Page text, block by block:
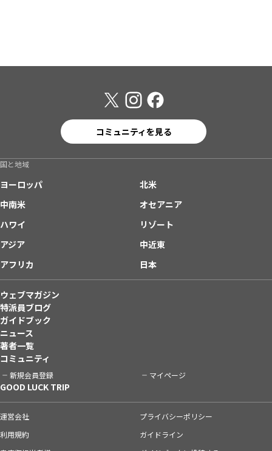
コミュニティを見る
国と地域
ヨーロッパ
北米
中南米
オセアニア
ハワイ
リゾート
アジア
中近東
アフリカ
日本
ウェブマガジン
特派員ブログ
ガイドブック
ニュース
著者一覧
コミュニティ
新規会員登録 マイページ
GOOD LUCK TRIP
運営会社
プライバシーポリシー
利用規約
ガイドライン